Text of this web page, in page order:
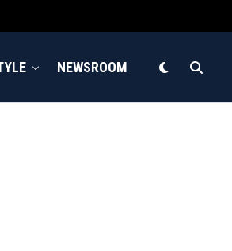
NEWSROOM